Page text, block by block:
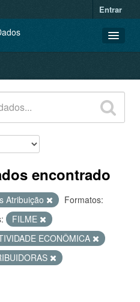
Entrar
encontrado
Atribuição
Formatos:
FILME
ECONÔMICA